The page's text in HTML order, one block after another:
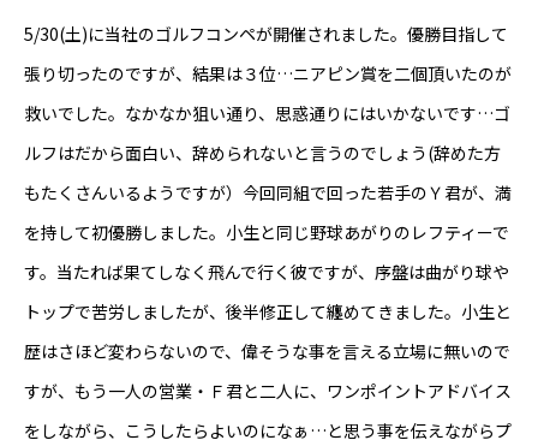
5/30(土)に当社のゴルフコンペが開催されました。優勝目指して
張り切ったのですが、結果は３位…ニアピン賞を二個頂いたのが
救いでした。なかなか狙い通り、思惑通りにはいかないです…ゴ
ルフはだから面白い、辞められないと言うのでしょう(辞めた方
もたくさんいるようですが）今回同組で回った若手のＹ君が、満
を持して初優勝しました。小生と同じ野球あがりのレフティーで
す。当たれば果てしなく飛んで行く彼ですが、序盤は曲がり球や
トップで苦労しましたが、後半修正して纏めてきました。小生と
歴はさほど変わらないので、偉そうな事を言える立場に無いので
すが、もう一人の営業・Ｆ君と二人に、ワンポイントアドバイス
をしながら、こうしたらよいのになぁ…と思う事を伝えながらプ